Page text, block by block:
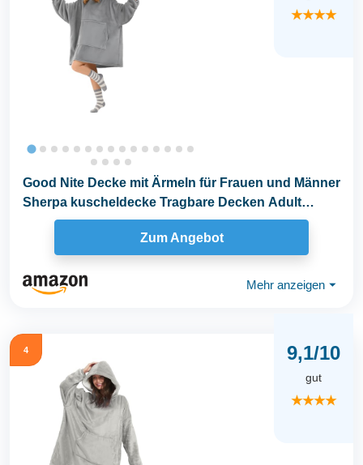
★★★★
Good Nite Decke mit Ärmeln für Frauen und Männer
Sherpa kuscheldecke Tragbare Decken Adult
Cosy...
Zum Angebot
Mehr anzeigen ⏷
4 9,1/10
gut
★★★★